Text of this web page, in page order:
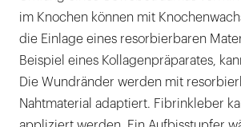
im Knochen können mit
die Einlage eines resorbierbaren
Beispiel eines Kollagenpräparates,
Die Wundränder werden mit
Nahtmaterial adaptiert. Fibrinkleber